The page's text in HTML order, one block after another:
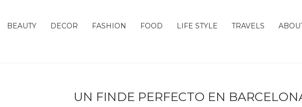
BEAUTY DECOR FASHION FOOD LIFE STYLE TRAVELS
UN FINDE PERFECTO EN